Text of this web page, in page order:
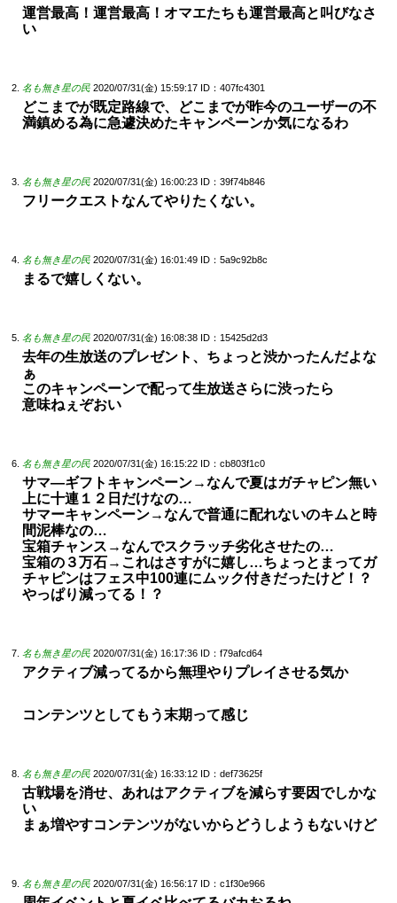
運営最高！運営最高！オマエたちも運営最高と叫びなさ
い
名も無き星の民 2020/07/31(金) 15:59:17 ID：407fc4301
どこまでが既定路線で、どこまでが昨今のユーザーの不
満鎮める為に急遽決めたキャンペーンか気になるわ
名も無き星の民 2020/07/31(金) 16:00:23 ID：39f74b846
フリークエストなんてやりたくない。
名も無き星の民 2020/07/31(金) 16:01:49 ID：5a9c92b8c
まるで嬉しくない。
名も無き星の民 2020/07/31(金) 16:08:38 ID：15425d2d3
去年の生放送のプレゼント、ちょっと渋かったんだよな
ぁ
このキャンペーンで配って生放送さらに渋ったら
意味ねぇぞおい
名も無き星の民 2020/07/31(金) 16:15:22 ID：cb803f1c0
サマ―ギフトキャンペーン→なんで夏はガチャピン無い
上に十連１２日だけなの…
サマーキャンペーン→なんで普通に配れないのキムと時
間泥棒なの…
宝箱チャンス→なんでスクラッチ劣化させたの…
宝箱の３万石→これはさすがに嬉し…ちょっとまってガ
チャピンはフェス中100連にムック付きだったけど！？
やっぱり減ってる！？
名も無き星の民 2020/07/31(金) 16:17:36 ID：f79afcd64
アクティブ減ってるから無理やりプレイさせる気か
コンテンツとしてもう末期って感じ
名も無き星の民 2020/07/31(金) 16:33:12 ID：def73625f
古戦場を消せ、あれはアクティブを減らす要因でしかな
い
まぁ増やすコンテンツがないからどうしようもないけど
名も無き星の民 2020/07/31(金) 16:56:17 ID：c1f30e966